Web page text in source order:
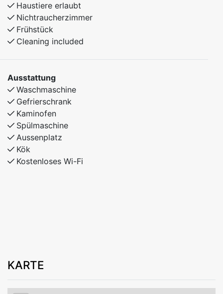
Haustiere erlaubt
Nichtraucherzimmer
Frühstück
Cleaning included
Ausstattung
Waschmaschine
Gefrierschrank
Kaminofen
Spülmaschine
Aussenplatz
Kök
Kostenloses Wi-Fi
KARTE